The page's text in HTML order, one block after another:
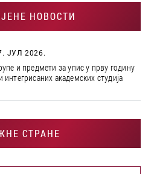
НОВОСТИ
ЈУЛ 2026.
и предмети за упис у прву годину
интегрисаних академских студија
СТРАНЕ